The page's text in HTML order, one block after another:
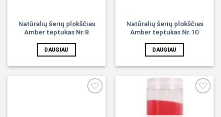
Natūralių šerių plokščias
Amber teptukas Nr.8
DAUGIAU
Natūralių šerių plokščias
Amber teptukas Nr.10
DAUGIAU